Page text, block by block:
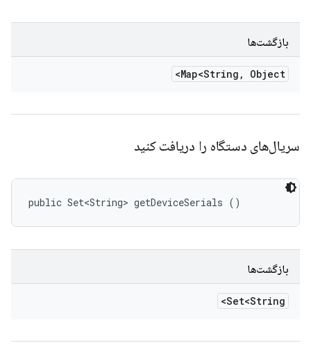
بازگشت‌ها
Map<String , Object>
سریال‌های دستگاه را دریافت کنید
public Set<String> getDeviceSerials ()
بازگشت‌ها
Set<String>